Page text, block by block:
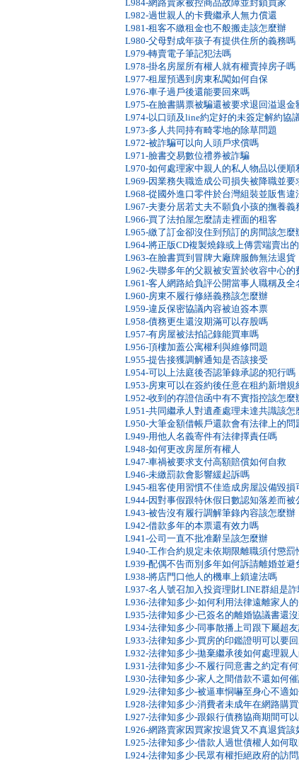
L984-網路賣家被控商品故障並封鎖買家
L982-過世親人的卡費繼承人無力償還
L981-租客不繳租金也不般搬走該怎麼辦
L980-父母對成年孩子有提供住所的義務嗎
L979-轉賣電子筆記犯法嗎
L978-掛名房屋所有權人就有權賣掉房子嗎
L977-租屋預遇到房東私闖如何自保
L976-車子過戶後還能要回來嗎
L975-在臉書購票被騙還被要求退回溢退金
L974-以口頭及line約定好的未簽定解約協
L973-多人共同持有畸零地的除草問題
L972-被詐騙可以向人頭戶求償嗎
L971-臉書交易數位禮券被詐騙
L970-如何處理家中親人的私人物品以便順
L969-因業務失職造成公司損失被降職並
L968-從國外進口零件於台灣組裝並販售違
L967-夫妻分居若丈夫不願負小孩的撫養義
L966-買了法拍屋怎麼請走裡面的租客
L965-繳了訂金卻沒住到預訂的房間該怎麼
L964-將正版CD複製燒錄或上傳雲端賣出
L963-在臉書買到冒牌大廠牌服飾無法退貨
L962-失聯多年的父親被安置於收容中心的
L961-客人網路給負評公開當事人職稱及全
L960-房東不履行修繕義務該怎麼辦
L959-違反保密協議內容被迫簽本票
L958-債務更生還沒期滿可以存股嗎
L957-有房屋被法拍記錄能買車嗎
L956-頂樓加蓋公寓權利與維修問題
L955-提告接獲調解通知是否該接受
L954-可以上法庭後否認筆錄承認的犯行嗎
L953-房東可以在簽約後任意在租約新增規
L952-收到的存證信函中有不實指控該怎麼
L951-共同繼承人對遺產處理未達共識該怎
L950-大筆金額借帳戶還款會有法律上的問
L949-用他人名義寄件有法律擇責任嗎
L948-如何更改房屋所有權人
L947-車禍被要求支付高額賠償如何自救
L946-未繳罰款會影響緩起訴嗎
L945-租客使用習慣不佳造成房屋設備毀損
L944-因對事假跟特休假日數認知落差而被
L943-被告沒有履行調解筆錄內容該怎麼辦
L942-借款多年的本票還有效力嗎
L941-公司一直不批准辭呈該怎麼辦
L940-工作合約規定未依期限離職須付懲罰
L939-配偶不告而別多年如何訴請離婚並避
L938-將店門口他人的機車上鎖違法嗎
L937-名人號召加入投資理財LINE群組是
L936-法律知多少-如何利用法律遠離家人
L935-法律知多少-已簽名的離婚協議書還
L934-法律知多少-同事散播上司跟下屬超
L933-法律知多少-買房的印鑑證明可以要
L932-法律知多少-拋棄繼承後如何處理親
L931-法律知多少-不履行同意書之約定有
L930-法律知多少-家人之間借款不還如何
L929-法律知多少-被逼車恫嚇至身心不適
L928-法律知多少-消費者未成年在網路購
L927-法律知多少-跟銀行債務協商期間可
L926-網路賣家因買家按退貨又不真退貨該
L925-法律知多少-借款人過世債權人如何
L924-法律知多少-民眾有權拒絕政府的訪